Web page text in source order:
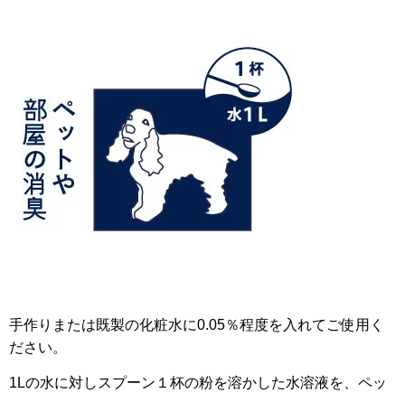
手作りまたは既製の化粧水に0.05％程度を入れてご使用く
ださい。
1Lの水に対しスプーン１杯の粉を溶かした水溶液を、ペッ